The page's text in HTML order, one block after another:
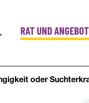
RAT UND
oder